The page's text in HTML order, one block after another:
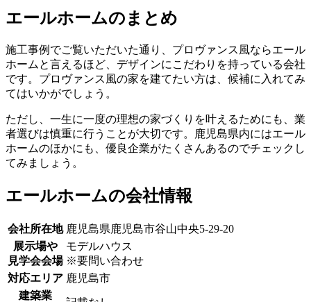
エールホームのまとめ
施工事例でご覧いただいた通り、プロヴァンス風ならエール
ホームと言えるほど、デザインにこだわりを持っている会社
です。プロヴァンス風の家を建てたい方は、候補に入れてみ
てはいかがでしょう。
ただし、一生に一度の理想の家づくりを叶えるためにも、業
者選びは慎重に行うことが大切です。鹿児島県内にはエール
ホームのほかにも、優良企業がたくさんあるのでチェックし
てみましょう。
エールホームの会社情報
会社所在地 鹿児島県鹿児島市谷山中央5-29-20
展示場や
見学会会場
モデルハウス
※要問い合わせ
対応エリア 鹿児島市
建築業